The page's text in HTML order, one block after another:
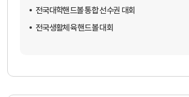
전국대학핸드볼 통합 선수권 대회
전국생활체육 핸드볼 대회